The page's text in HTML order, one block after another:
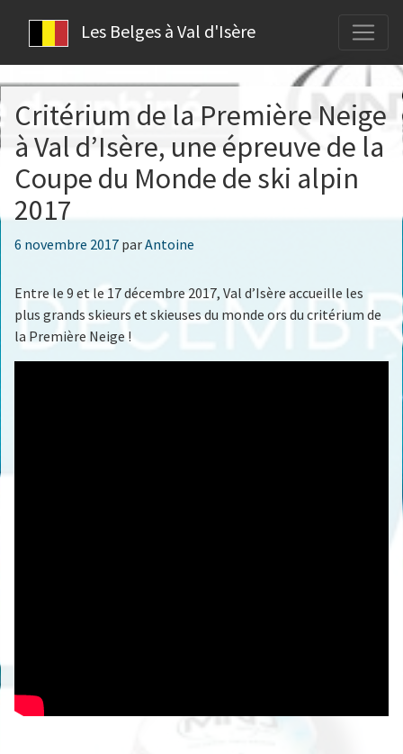
Les Belges à Val d'Isère
Critérium de la Première Neige
à Val d’Isère, une épreuve de la
Coupe du Monde de ski alpin
2017
Publié
6 novembre 2017 parAntoine
Entre le 9 et le 17 décembre 2017, Val d’Isère accueille les
plus grands skieurs et skieuses du monde ors du critérium de
la Première Neige !